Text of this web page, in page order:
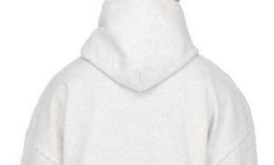
Тройная гарантия
оригинальности
Товар сертифицирован и опломбирован.
Проверяем на оригинальность
по 16 параметрам.
Если придёт подделка — вернём деньги
в трёхкратном размере.
Как мы провеяем товары